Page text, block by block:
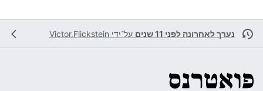
נערך לאחרונה לפני 11 שנים על־ידי Victor.Flickstein